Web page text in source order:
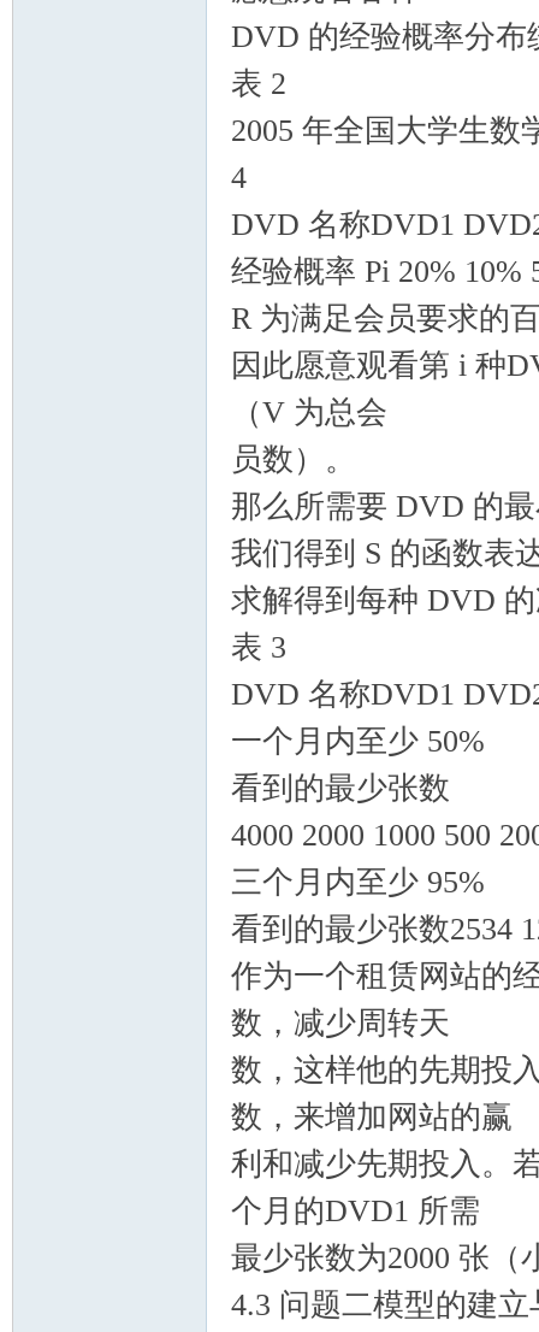
DVD 的经验概率分布
表 2
2005 年全国大学生数
4
DVD 名称DVD1
经验概率 Pi 20% 10%
R 为满足会员要求的
因此愿意观看第 i 种
（V 为总会
员数）。
那么所需要 DVD 的
我们得到 S 的函数表
求解得到每种 DVD
表 3
DVD 名称DVD1
一个月内至少 50%
看到的最少张数
4000 2000 1000 500
三个月内至少 95%
看到的最少张数2534
作为一个租赁网站的
数，减少周转天
数，这样他的先期投
数，来增加网站的赢
利和减少先期投入。
个月的DVD1 所需
最少张数为2000 张（
4.3 问题二模型的建立